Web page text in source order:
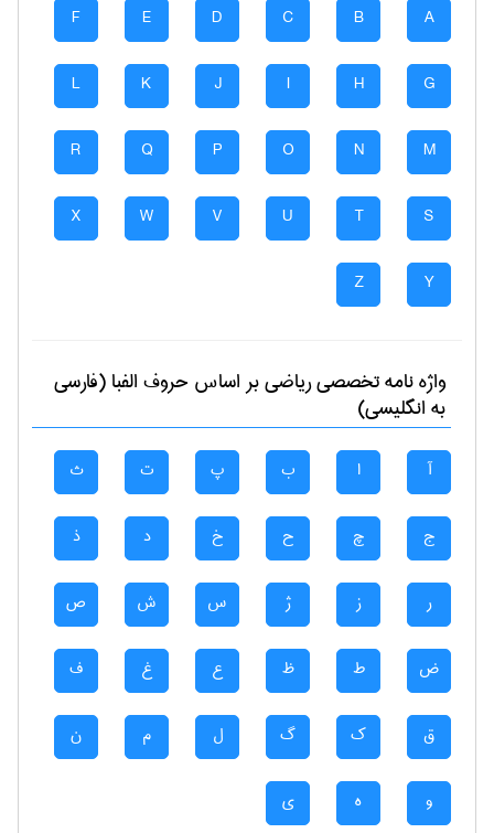
A
B
C
D
E
F
G
H
I
J
K
L
M
N
O
P
Q
R
S
T
U
V
W
X
Y
Z
واژه نامه تخصصیرياضیبر اساس حروف الفبا (فارسی
به انگلیسی)
آ ا ب پ ت ث
ج چ ح خ د ذ
ر ز ژ س ش ص
ض ط ظ ع غ ف
ق ک گ ل م ن
و ه ی